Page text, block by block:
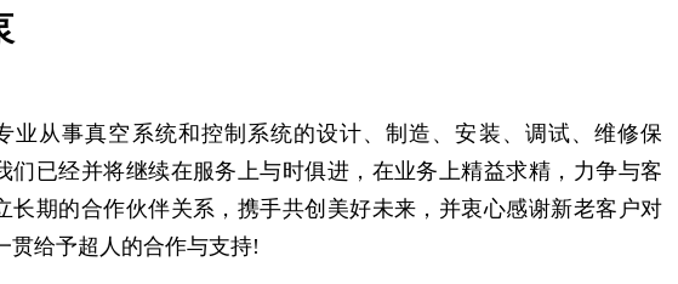
业从事真空系统和控制系统的设计、制造、安装、调试、维修保
们已经并将继续在服务上与时俱进，在业务上精益求精，力争与客
长期的合作伙伴关系，携手共创美好未来，并衷心感谢新老客户对
贯给予超人的合作与支持!